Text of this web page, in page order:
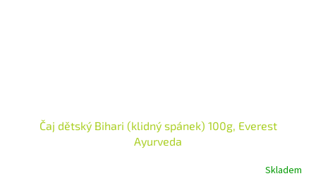
Čaj dětský Bihari (klidný spánek) 100g, Everest
Ayurveda
Skladem